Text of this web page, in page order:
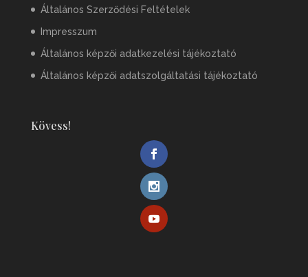
Általános Szerződési Feltételek
Impresszum
Általános képzői adatkezelési tájékoztató
Általános képzői adatszolgáltatási tájékoztató
Kövess!